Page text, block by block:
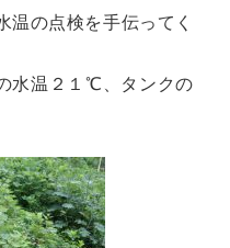
温の点検を手伝ってく
水温２１℃、タンクの